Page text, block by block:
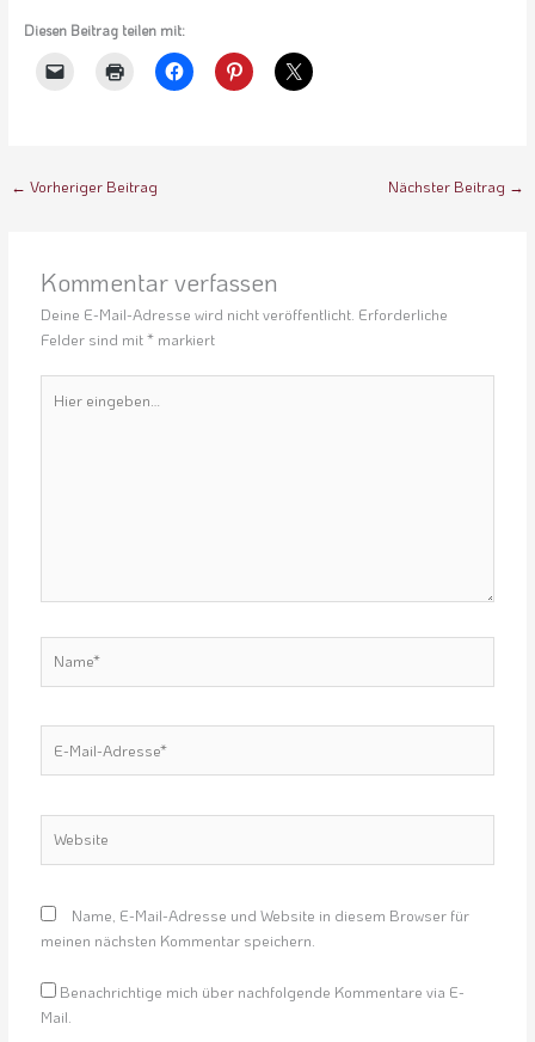
Diesen Beitrag teilen mit:
← Vorheriger Beitrag Nächster Beitrag →
Kommentar verfassen
Deine E-Mail-Adresse wird nicht veröffentlicht. Erforderliche
Felder sind mit* markiert
eingeben…
Mail-
Name, E-Mail-Adresse und Website in diesem Browser für
meinen nächsten Kommentar speichern.
Benachrichtige mich über nachfolgende Kommentare via E-
Mail.